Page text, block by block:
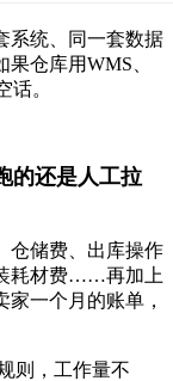
系统、同一套数据
仓库用WMS、
话。
的还是人工拉
仓储费、出库操作
耗材费……再加上
一个月的账单，
则，工作量不